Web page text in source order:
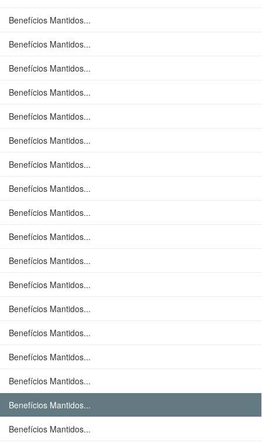
Benefícios Mantidos...
Benefícios Mantidos...
Benefícios Mantidos...
Benefícios Mantidos...
Benefícios Mantidos...
Benefícios Mantidos...
Benefícios Mantidos...
Benefícios Mantidos...
Benefícios Mantidos...
Benefícios Mantidos...
Benefícios Mantidos...
Benefícios Mantidos...
Benefícios Mantidos...
Benefícios Mantidos...
Benefícios Mantidos...
Benefícios Mantidos...
Benefícios Mantidos...
Benefícios Mantidos...